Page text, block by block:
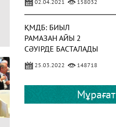
02.04.2021 158032
ҚМДБ: БИЫЛ
РАМАЗАН АЙЫ 2
СӘУІРДЕ БАСТАЛАДЫ
25.03.2022 148718
ЕРЕЖЕП ​​– БЕРЕКЕЛІМұрағат